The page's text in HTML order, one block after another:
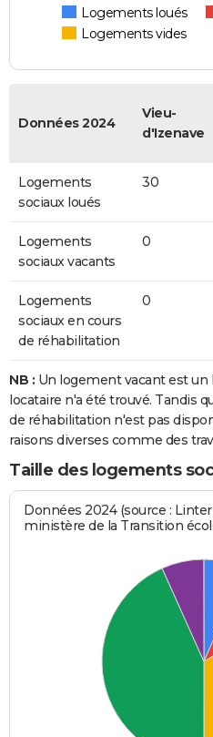
Logements loués
Logements vides
Données 2024
Vieu-
d'Izenave
Logements
sociaux loués
30
Logements
sociaux vacants
0
Logements
sociaux en cours
de réhabilitation
0
NB : Un logement vacant est
locataire n'a été trouvé. Tandis
de réhabilitation n'est pas
raisons diverses comme des
Taille des logements
Données 2024 (source :
ministère de la Transition